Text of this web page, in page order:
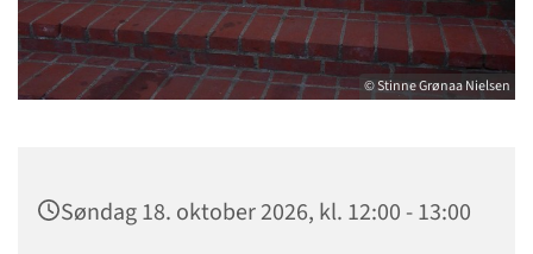
© Stinne Grønaa Nielsen
Søndag 18. oktober 2026, kl. 12:00 - 13:00